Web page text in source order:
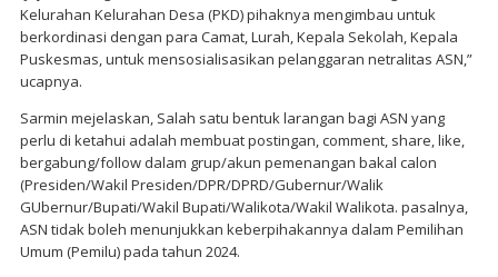
Kelurahan Kelurahan Desa (PKD) pihaknya mengimbau untuk
berkordinasi dengan para Camat, Lurah, Kepala Sekolah, Kepala
Puskesmas, untuk mensosialisasikan pelanggaran netralitas ASN,”
ucapnya.
Sarmin mejelaskan, Salah satu bentuk larangan bagi ASN yang
perlu di ketahui adalah membuat postingan, comment, share, like,
bergabung/follow dalam grup/akun pemenangan bakal calon
(Presiden/Wakil Presiden/DPR/DPRD/Gubernur/Walik
GUbernur/Bupati/Wakil Bupati/Walikota/Wakil Walikota. pasalnya,
ASN tidak boleh menunjukkan keberpihakannya dalam Pemilihan
Umum (Pemilu) pada tahun 2024.